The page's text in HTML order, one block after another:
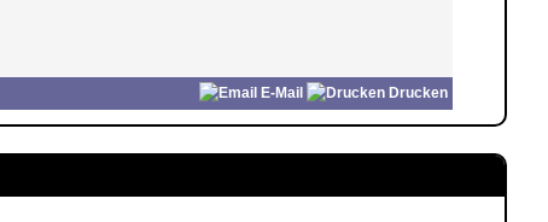
E-Mail Drucken